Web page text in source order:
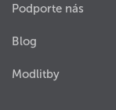
Podporte nás
Blog
Modlitby